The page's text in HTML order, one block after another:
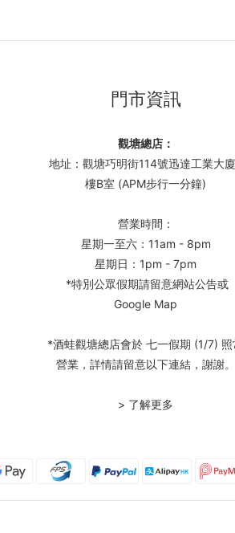
門市資訊
觀塘總店：
地址：觀塘巧明街114號迅達工業大
樓B室 (APM步行一分鐘)
營業時間：
星期一至六：11am - 8pm
星期日：1pm - 7pm
*特別公眾假期請留意網站公告或
Google Map
*酒蛙觀塘總店會於 七一假期 (1/7) 照
營業，詳情請留意以下連結，謝謝。
> 了解更多